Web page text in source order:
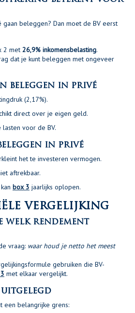
gaan beleggen? Dan moet de BV eerst
2 met 26,9% inkomensbelasting.
dat je kunt beleggen met ongeveer
beleggen in privé
(2,17%).
direct over je eigen geld.
lasten voor de BV.
in privé
het te investeren vermogen.
aftrekbaar.
box 3 jaarlijks oplopen.
vergelijking
welk rendement
vraag: waar houd je netto het meest
gebruiken die BV-
met elkaar vergelijkt.
uitgelegd
een belangrijke grens: